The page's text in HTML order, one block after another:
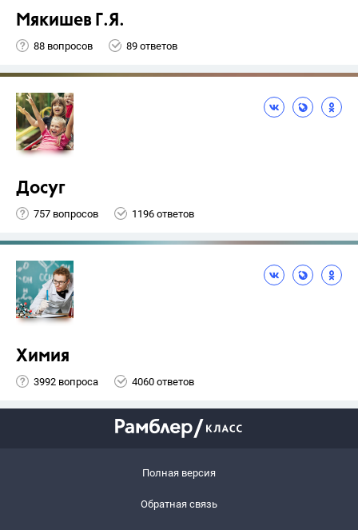
Мякишев Г.Я.
88 вопросов 89 ответов
Досуг
757 вопросов 1196 ответов
Химия
3992 вопроса 4060 ответов
Полная версия
Обратная связь